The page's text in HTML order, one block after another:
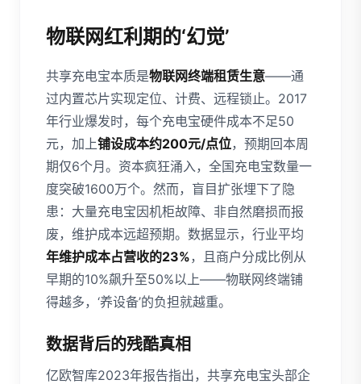
物联网红利期的‘幻觉’
共享充电宝本质是物联网终端租赁生意——通
过内置芯片实现定位、计费、远程锁止。2017
年行业爆发时，每个充电宝硬件成本不足50
元，加上铺设成本约200元/点位，预期回本周
期仅6个月。资本疯狂涌入，全国充电宝数量一
度突破1600万个。然而，盲目扩张埋下了隐
患：大量充电宝因机柜故障、非自然磨损而报
废，维护成本远超预期。数据显示，行业平均
年维护成本占营收的23%，且商户分成比例从
早期的10%飙升至50%以上——物联网终端铺
得越多，‘养设备’的负担就越重。
数据背后的残酷真相
亿欧智库2023年报告指出，共享充电宝头部企